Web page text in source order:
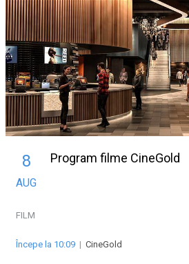
8
AUG
Program filme CineGold
FILM
Începe la 10:09 | CineGold